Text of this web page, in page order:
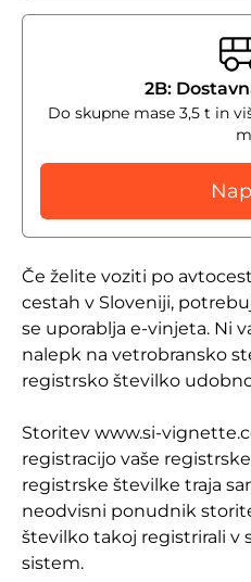
Če želite voziti po
cestah v Sloveniji,
se uporablja e-vinjeta. Ni
nalepk na vetrobransko
registrsko številko
Storitev www.si-
registracijo vaše
registrske številke traja
neodvisni ponudnik
številko takoj registrirali v
sistem.
2B:
Do skupne mase 3,5 t in
m